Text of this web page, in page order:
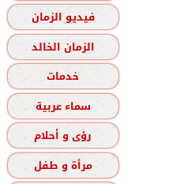
فيديو الزمان
الزمان الخالد
خدمات
سماء عربية
رؤى و أحلام
مرأة و طفل